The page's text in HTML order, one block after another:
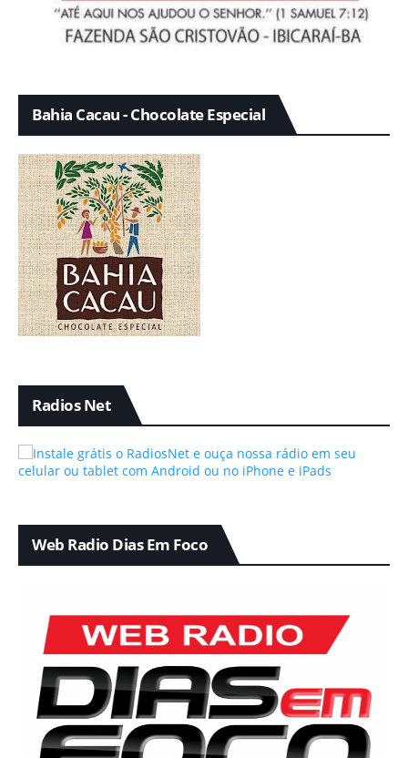
Bahia Cacau - Chocolate Especial
Radios Net
Web Radio Dias Em Foco